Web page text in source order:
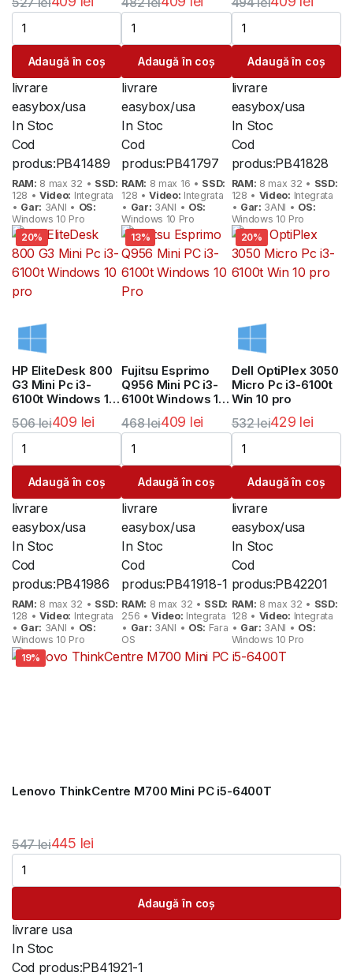
Garantie
Prețul
inițial
fost:
527 lei.
Prețul
curent
este:
409 lei.
Adaugă în coș
livrare
easybox/usa
In Stoc
Cod
produs:PB41489
RAM: 8 max 32 • SSD:
128 •Video: Integrata
• Gar: 3ANI • OS:
Windows 10 Pro
Prețul
inițial
fost:
482 lei.
Prețul
curent
este:
409 lei.
Adaugă în coș
livrare
easybox/usa
In Stoc
Cod
produs:PB41797
RAM: 8 max 16 • SSD:
128 •Video: Integrata
• Gar: 3ANI • OS:
Windows 10 Pro
Prețul
inițial
fost:
494 lei.
Prețul
curent
este:
409 lei.
Adaugă în coș
livrare
easybox/usa
In Stoc
Cod
produs:PB41828
RAM: 8 max 32 • SSD:
128 • Video: Integrata
• Gar: 3ANI • OS:
Windows 10 Pro
20%
HP EliteDesk 800
G3 Mini Pc i3-
6100t Windows 10
506lei
Prețul
inițial
fost:
506 lei.
409 lei
Prețul
curent
este:
409 lei.
Adaugă în coș
livrare
easybox/usa
In Stoc
Cod
produs:PB41986
RAM: 8 max 32 • SSD:
128 •Video: Integrata
• Gar: 3ANI • OS:
Windows 10 Pro
13%
Fujitsu Esprimo
Q956 Mini PC i3-
6100t Windows 10
468lei
Prețul
inițial
fost:
468 lei.
409 lei
Prețul
curent
este:
409 lei.
Adaugă în coș
livrare
easybox/usa
In Stoc
Cod
produs:PB41918-1
RAM: 8 max 32 • SSD:
256 •Video: Integrata
• Gar: 3ANI • OS: Fara
OS
20%
Dell OptiPlex 3050
Micro Pc i3-6100t
Win 10 pro
532lei
Prețul
inițial
fost:
532 lei.
429 lei
Prețul
curent
este:
429 lei.
Adaugă în coș
livrare
easybox/usa
In Stoc
Cod
produs:PB42201
RAM: 8 max 32 • SSD:
128 • Video: Integrata
• Gar: 3ANI • OS:
Windows 10 Pro
19%
Lenovo ThinkCentre M700 Mini PC i5-6400T
547lei
Prețul
inițial
fost:
547 lei.
445 lei
Prețul
curent
445 lei.
Adaugă în coș
livrare usa
In Stoc
Cod produs:PB41921-1